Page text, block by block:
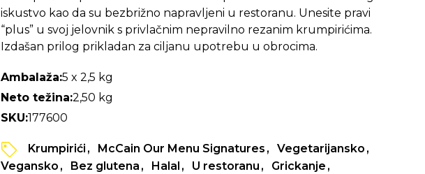
iskustvo kao da su bezbrižno napravljeni u restoranu. Unesite pravi
“plus” u svoj jelovnik s privlačnim nepravilno rezanim krumpirićima.
Izdašan prilog prikladan za ciljanu upotrebu u obrocima.
Ambalaža:5 x 2,5 kg
Neto težina:2,50 kg
SKU:177600
Krumpirići McCain Our Menu Signatures
Vegetarijansko
Vegansko
Bez glutena Halal U restoranu
Grickanje